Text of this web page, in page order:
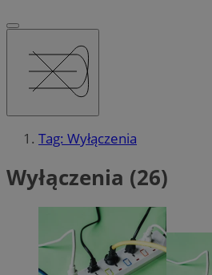
Tag: Wyłączenia
Wyłączenia (26)